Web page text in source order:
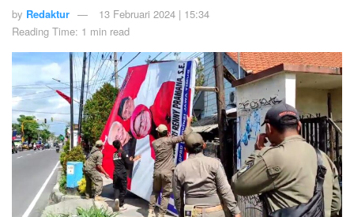
by Redaktur
13 Februari 2024 | 15:34
Reading Time: 1 min read